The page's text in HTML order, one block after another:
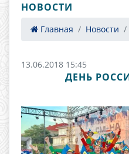
НОВОСТИ
Главная Новости
13.06.2018 15:45
ДЕНЬ